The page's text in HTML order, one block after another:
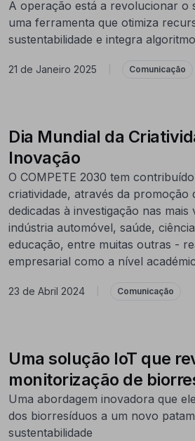
A operação está a revolucionar o
uma ferramenta que otimiza
sustentabilidade e integra
21 de Janeiro 2025 Comunicação
Dia Mundial da
Inovação
O COMPETE 2030 tem
criatividade, através da promoção
dedicadas à investigação nas mais
indústria automóvel, saúde,
educação, entre muitas outras -
empresarial como a nível
23 de Abril 2024 Comunicação
Uma solução IoT que
monitorização de
Uma abordagem inovadora que
dos biorresíduos a um novo
sustentabilidade